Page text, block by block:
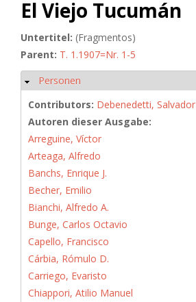
El Viejo Tucumán
Untertitel: (Fragmentos)
Parent: T. 1.1907=Nr. 1-5
Hide
Personen
Contributors: Debenedetti, Salvador
Autoren dieser Ausgabe:
Arreguine, Víctor
Arteaga, Alfredo
Banchs, Enrique J.
Becher, Emilio
Bianchi, Alfredo A.
Bunge, Carlos Octavio
Capello, Francisco
Cárbia, Rómulo D.
Carriego, Evaristo
Chiappori, Atilio Manuel